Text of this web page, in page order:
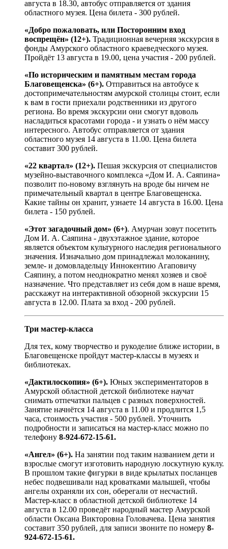
августа в 18.30, автобус отправляется от здания
областного музея. Цена билета - 300 рублей.
«Добро пожаловать, или Посторонним вход
воспрещён» (12+). Традиционная вечерняя экскурсия в
фонды Амурского областного краеведческого музея.
Пройдёт 13 августа в 19.00, цена участия - 200 рублей.
«По историческим и памятным местам города
Благовещенска» (6+). Отправиться на автобусе к
достопримечательностям амурской столицы стоит, если
к вам в гости приехали родственники из другого
региона. Во время экскурсии они смогут вдоволь
насладиться красотами города - и узнать о нём массу
интересного. Автобус отправляется от здания
областного музея 14 августа в 11.00. Цена билета
составит 300 рублей.
«22 квартал» (12+). Пешая экскурсия от специалистов
музейно-выставочного комплекса «Дом И. А. Саяпина»
позволит по-новому взглянуть на вроде бы ничем не
примечательный квартал в центре Благовещенска.
Какие тайны он хранит, узнаете 14 августа в 16.00. Цена
билета - 150 рублей.
«Этот загадочный дом» (6+). Амурчан зовут посетить
Дом И. А. Саяпина - двухэтажное здание, которое
является объектом культурного наследия регионального
значения. Изначально дом принадлежал молоканину,
земле- и домовладельцу Иннокентию Агаповичу
Саяпину, а потом неоднократно менял хозяев и своё
назначение. Что представляет из себя дом в наше время,
расскажут на интерактивной обзорной экскурсии 15
августа в 12.00. Плата за вход - 200 рублей.
Три мастер-класса
Для тех, кому творчество и рукоделие ближе истории, в
Благовещенске пройдут мастер-классы в музеях и
библиотеках.
«Дактилоскопия» (6+). Юных экспериментаторов в
Амурской областной детской библиотеке научат
снимать отпечатки пальцев с разных поверхностей.
Занятие начнётся 14 августа в 11.00 и продлится 1,5
часа, стоимость участия - 500 рублей. Уточнить
подробности и записаться на мастер-класс можно по
телефону 8-924-672-15-61.
«Ангел» (6+). На занятии под таким названием дети и
взрослые смогут изготовить народную лоскутную куклу.
В прошлом такие фигурки в виде крылатых посланцев
небес подвешивали над кроватками малышей, чтобы
ангелы охраняли их сон, оберегали от несчастий.
Мастер-класс в областной детской библиотеке 14
августа в 12.00 проведёт народный мастер Амурской
области Оксана Викторовна Головачева. Цена занятия
составит 350 рублей, для записи звоните по номеру 8-
924-672-15-61.